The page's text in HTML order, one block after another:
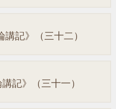
記》（三十二）
記》（三十一）